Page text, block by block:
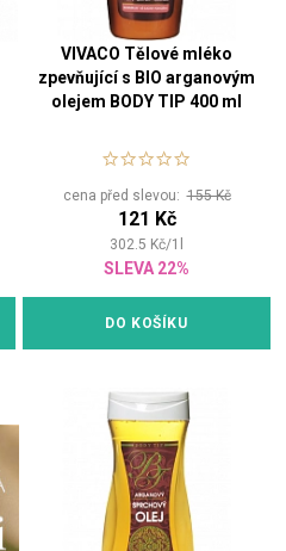
VIVACO Tělové mléko
zpevňující s BIO arganovým
olejem BODY TIP 400 ml
cena před slevou:155 Kč
121 Kč
302.5 Kč/1
SLEVA 22%
DO KOŠÍKU